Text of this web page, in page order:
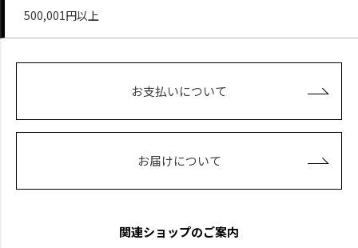
500,001円以上
お支払いについて
お届けについて
関連ショップのご案内